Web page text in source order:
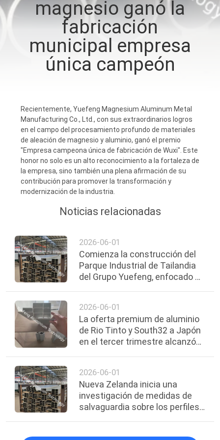
CONTROL
CALIDAD
NOTICIAS
SOLICITAR
UNA
COTIZACIÓN
DEL
SITIO
PRIVACY
POLICY
magnesio ganó la
fabricación
municipal empresa
única campeón
Recientemente, Yuefeng Magnesium Aluminum Metal
Manufacturing Co., Ltd., con sus extraordinarios logros
en el campo del procesamiento profundo de materiales
de aleación de magnesio y aluminio, ganó el premio
"Empresa campeona única de fabricación de Wuxi". Este
honor no solo es un alto reconocimiento a la fortaleza de
la empresa, sino también una plena afirmación de su
contribución para promover la transformación y
modernización de la industria.
Noticias relacionadas
2026-06-01
Comienza la construcción del
Parque Industrial de Tailandia
del Grupo Yuefeng, enfocado en
fundición de precisión
2026-06-01
La oferta premium de aluminio
de Rio Tinto y South32 a Japón
en el tercer trimestre alcanzó
2026-06-01
Nueva Zelanda inicia una
investigación de medidas de
salvaguardia sobre los perfiles